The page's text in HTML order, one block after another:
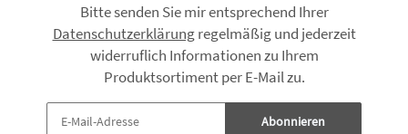
Bitte senden Sie mir entsprechend Ihrer
Datenschutzerklärungregelmäßig und jederzeit
widerruflich Informationen zu Ihrem
Produktsortiment per E-Mail zu.
Abonnieren